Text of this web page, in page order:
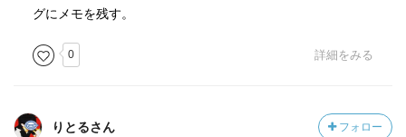
InsureTech
保険を互助のしくみに戻す
平安保険（中国）1988年
トレーサビリティ 偽物判定
グにメモを残す。
0 詳細をみる
りとるさん フォロー